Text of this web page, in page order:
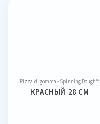
Pizza di gomma - Spinning Dough™
КРАСНЫЙ 28 CM